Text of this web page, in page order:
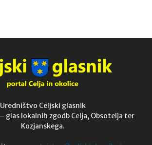
Uredništvo Celjski glasnik
glas lokalnih zgodb Celja, Obsotelja ter
Kozjanskega.